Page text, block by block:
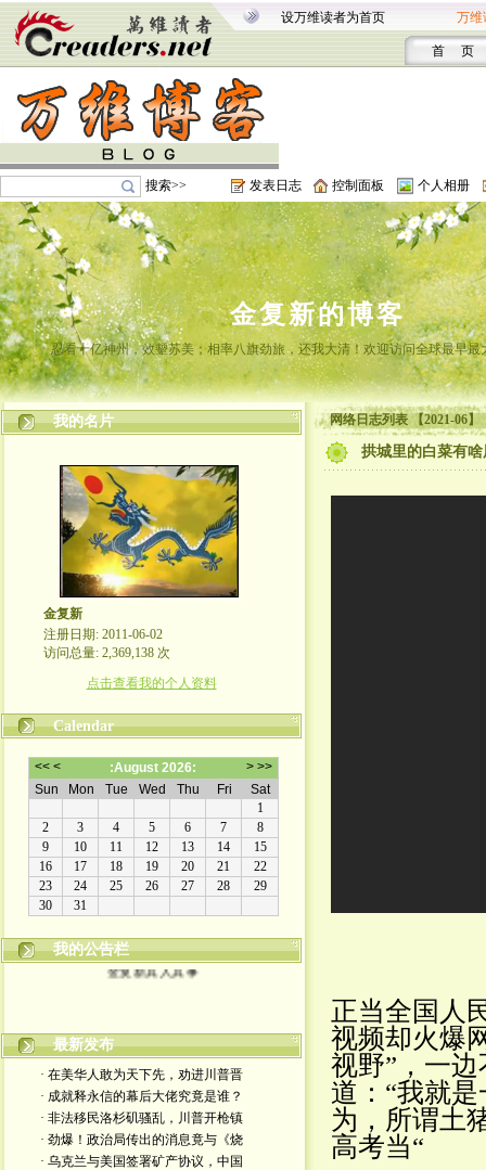
设万维读者为首页 万维
首 页
搜索>> 发表日志 控制面板 个人相册
金复新的博客
忍看十亿神州，效颦苏美；相率八旗劲旅，还我大清！欢迎访问全球最早最
我的名片
金复新
注册日期: 2011-06-02
访问总量: 2,369,138 次
点击查看我的个人资料
Calendar
我的公告栏
金复新其人其事
最新发布
· 在美华人敢为天下先，劝进川普晋
· 成就释永信的幕后大佬究竟是谁？
· 非法移民洛杉矶骚乱，川普开枪镇
· 劲爆！政治局传出的消息竟与《烧
· 乌克兰与美国签署矿产协议，中国
网络日志列表 【2021-06】
拱城里的白菜有
正当全国人
视频却火爆
视野”，一
道：“我就
为，所谓土
高考当“